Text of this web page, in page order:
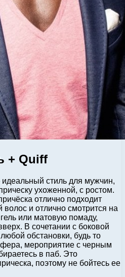
+ Quiff
стиль для мужчин,
ухоженной, с ростом.
отлично подходит
и отлично смотрится на
или матовую помаду,
В сочетании с боковой
обстановки, будь то
мероприятие с черным
в паб. Это
поэтому не бойтесь ее